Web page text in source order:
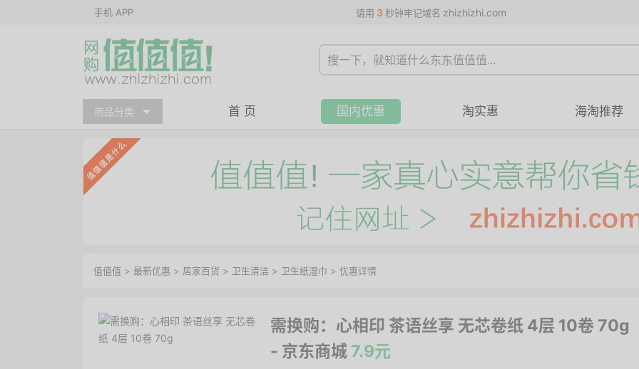
手机 APP 请用 3 秒钟牢记域名 zhizhizhi.com
商品分类 首 页 国内优惠 淘实惠 海淘推荐
值值值 > 最新优惠 > 居家百货 > 卫生清洁 > 卫生纸湿巾 > 优惠详情
需换购：心相印 茶语丝享 无芯卷纸 4层 10卷 70g
- 京东商城 7.9元